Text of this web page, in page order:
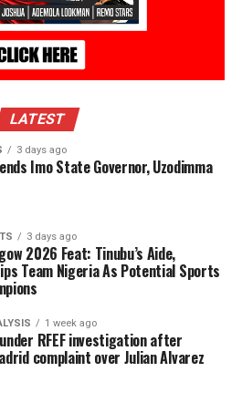
LATEST
3 days ago
Imo State Governor, Uzodimma
3 days ago
2026 Feat: Tinubu’s Aide,
Team Nigeria As Potential Sports
1 week ago
RFEF investigation after
complaint over Julian Alvarez